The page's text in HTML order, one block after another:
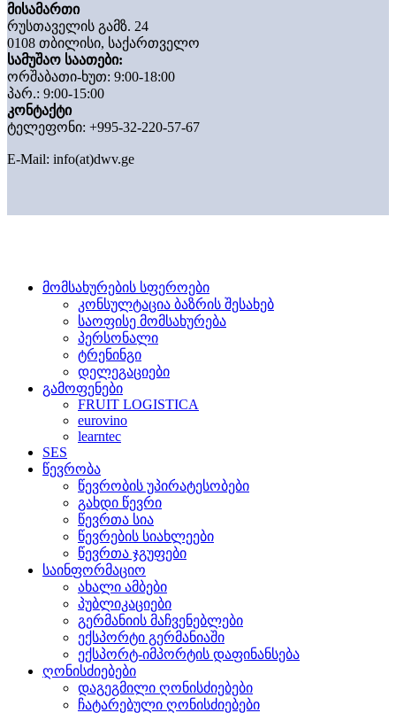
მისამართი
რუსთაველის გამზ. 24
0108 თბილისი, საქართველო
სამუშაო საათები:
ორშაბათი-ხუთ: 9:00-18:00
პარ.: 9:00-15:00
კონტაქტი
ტელეფონი: +995-32-220-57-67
E-Mail: info(at)dwv.ge
მომსახურების სფეროები
კონსულტაცია ბაზრის შესახებ
საოფისე მომსახურება
პერსონალი
ტრენინგი
დელეგაციები
გამოფენები
FRUIT LOGISTICA
eurovino
learntec
SES
წევრობა
წევრობის უპირატესობები
გახდი წევრი
წევრთა სია
წევრების სიახლეები
წევრთა ჯგუფები
საინფორმაციო
ახალი ამბები
პუბლიკაციები
გერმანიის მაჩვენებლები
ექსპორტი გერმანიაში
ექსპორტ-იმპორტის დაფინანსება
ღონისძიებები
დაგეგმილი ღონისძიებები
ჩატარებული ღონისძიებები